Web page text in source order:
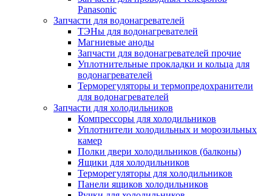
Panasonic
Запчасти для водонагревателей
ТЭНы для водонагревателей
Магниевые аноды
Запчасти для водонагревателей прочие
Уплотнительные прокладки и кольца для
водонагревателей
Терморегуляторы и термопредохранители
для водонагревателей
Запчасти для холодильников
Компрессоры для холодильников
Уплотнители холодильных и морозильных
камер
Полки двери холодильников (балконы)
Ящики для холодильников
Терморегуляторы для холодильников
Панели ящиков холодильников